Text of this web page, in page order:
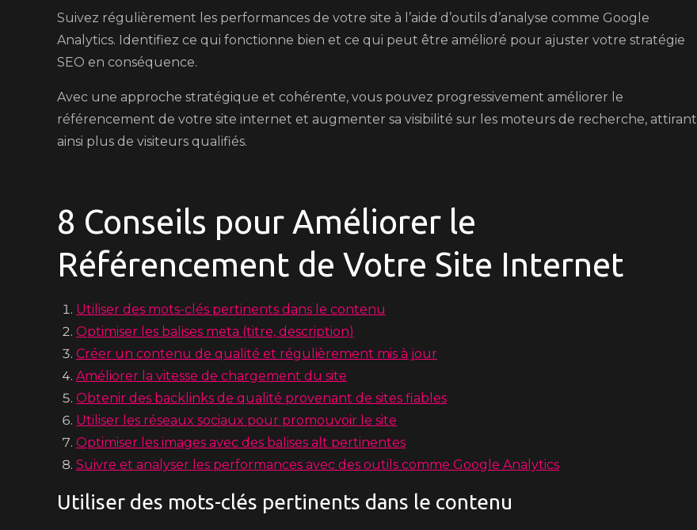
Suivez régulièrement les performances de votre site à l’aide d’outils d’analyse comme Google
Analytics. Identifiez ce qui fonctionne bien et ce qui peut être amélioré pour ajuster votre stratégie
SEO en conséquence.
Avec une approche stratégique et cohérente, vous pouvez progressivement améliorer le
référencement de votre site internet et augmenter sa visibilité sur les moteurs de recherche, attirant
ainsi plus de visiteurs qualifiés.
8 Conseils pour Améliorer le
Référencement de Votre Site Internet
Utiliser des mots-clés pertinents dans le contenu
Optimiser les balises meta (titre, description)
Créer un contenu de qualité et régulièrement mis à jour
Améliorer la vitesse de chargement du site
Obtenir des backlinks de qualité provenant de sites fiables
Utiliser les réseaux sociaux pour promouvoir le site
Optimiser les images avec des balises alt pertinentes
Suivre et analyser les performances avec des outils comme Google Analytics
Utiliser des mots-clés pertinents dans le contenu